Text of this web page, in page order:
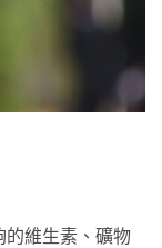
的維生素、礦物